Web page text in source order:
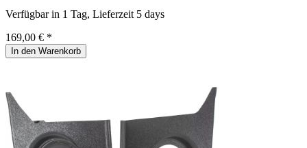
Verfügbar in 1 Tag, Lieferzeit 5 days
169,00 € *
In den Warenkorb